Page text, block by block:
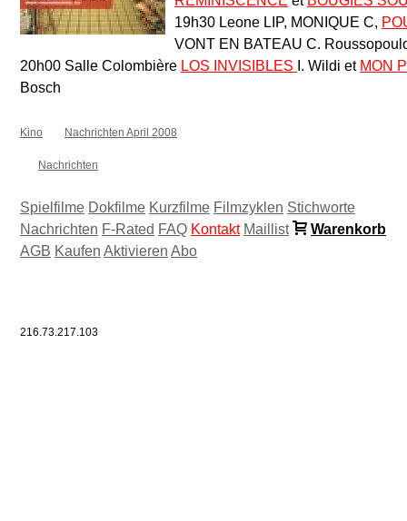
19h30 Leone LIP, MONIQUE C,
VONT EN BATEAU C.
20h00 Salle Colombière LOS INVISIBLES I. Wildi et MON
Bosch
Kino Nachrichten April 2008
Nachrichten
Spielfilme Dokfilme Kurzfilme Filmzyklen Stichworte
Nachrichten F-Rated FAQ Kontakt Maillist
Warenkorb
AGB Kaufen Aktivieren Abo
216.73.217.103